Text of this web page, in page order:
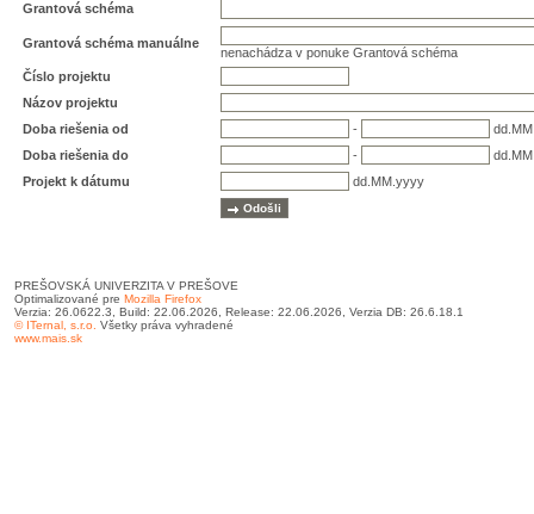
Grantová schéma
Grantová schéma manuálne
nenachádza v ponuke Grantová schéma
Číslo projektu
Názov projektu
Doba riešenia od
-
Doba riešenia do
-
Projekt k dátumu
dd.MM.yyyy
PREŠOVSKÁ UNIVERZITA V PREŠOVE
Optimalizované pre Mozilla Firefox
Verzia: 26.0622.3, Build: 22.06.2026, Release: 22.06.2026, Verzia DB: 26.6.18.1
© ITernal, s.r.o. Všetky práva vyhradené
www.mais.sk